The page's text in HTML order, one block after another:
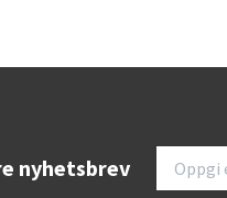
nyhetsbrev